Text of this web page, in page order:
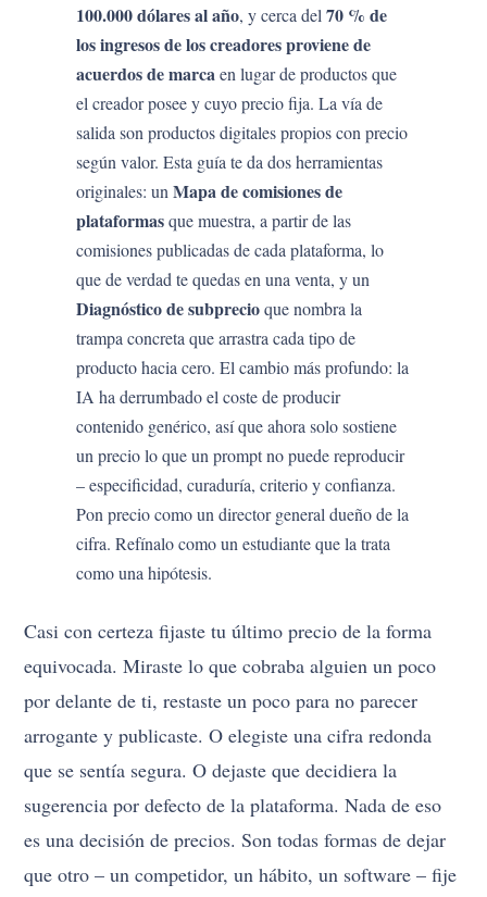
100.000 dólares al año, y cerca del70 % de
los ingresos de los creadores proviene de
acuerdos de marcaen lugar de productos que
el creador posee y cuyo precio fija. La vía de
salida son productos digitales propios con precio
según valor. Esta guía te da dos herramientas
originales: unMapa de comisiones de
plataformasque muestra, a partir de las
comisiones publicadas de cada plataforma, lo
que de verdad te quedas en una venta, y un
Diagnóstico de subprecioque nombra la
trampa concreta que arrastra cada tipo de
producto hacia cero. El cambio más profundo: la
IA ha derrumbado el coste de producir
contenido genérico, así que ahora solo sostiene
un precio lo que un prompt no puede reproducir
– especificidad, curaduría, criterio y confianza.
Pon precio como un director general dueño de la
cifra. Refínalo como un estudiante que la trata
como una hipótesis.
Casi con certeza fijaste tu último precio de la forma
equivocada. Miraste lo que cobraba alguien un poco
por delante de ti, restaste un poco para no parecer
arrogante y publicaste. O elegiste una cifra redonda
que se sentía segura. O dejaste que decidiera la
sugerencia por defecto de la plataforma. Nada de eso
es una decisión de precios. Son todas formas de dejar
que otro – un competidor, un hábito, un software – fije